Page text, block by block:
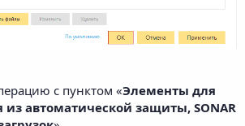
с пунктом «Элементы для
автоматической защиты, SONAR